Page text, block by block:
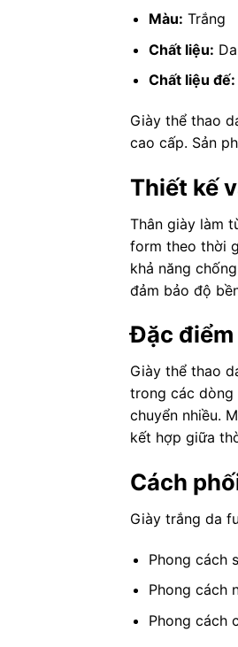
Màu: Trắng
Chất liệu:
Chất liệu đế:
Giày thể thao
cao cấp. Sản
Thiết kế
Thân giày làm
form theo thời
khả năng
đảm bảo độ
Đặc
Giày thể thao
trong các dòng
chuyển nhiều.
kết hợp giữa
Cách
Giày trắng da
Phong cách
Phong cách
Phong cách